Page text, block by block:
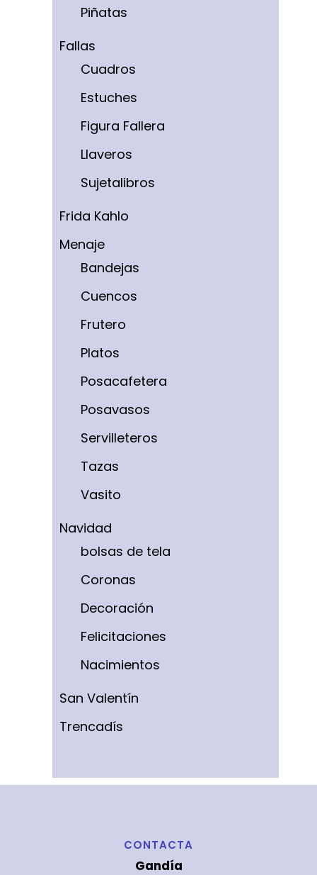
Piñatas
Fallas
Cuadros
Estuches
Figura Fallera
Llaveros
Sujetalibros
Frida Kahlo
Menaje
Bandejas
Cuencos
Frutero
Platos
Posacafetera
Posavasos
Servilleteros
Tazas
Vasito
Navidad
bolsas de tela
Coronas
Decoración
Felicitaciones
Nacimientos
San Valentín
Trencadís
CONTACTA
Gandía